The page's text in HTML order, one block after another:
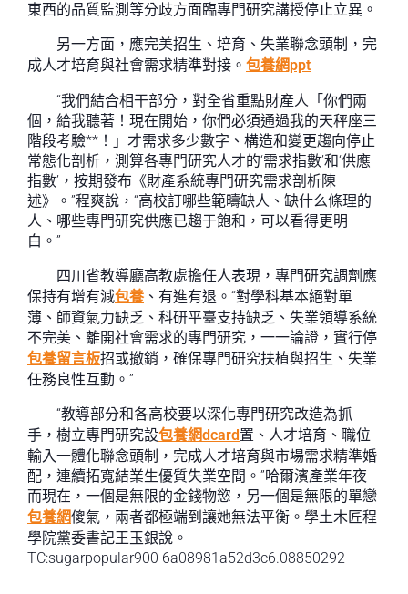
東西的品質監測等分歧方面臨專門研究講授停止立異。
另一方面，應完美招生、培育、失業聯念頭制，完
成人才培育與社會需求精準對接。 包養網ppt
“我們結合相干部分，對全省重點財產人「你們兩
個，給我聽著！現在開始，你們必須通過我的天秤座三
階段考驗**！」才需求多少數字、構造和變更趨向停止
常態化剖析，測算各專門研究人才的‘需求指數’和‘供應
指數’，按期發布《財產系統專門研究需求剖析陳
述》。”程爽說，“高校訂哪些範疇缺人、缺什么條理的
人、哪些專門研究供應已趨于飽和，可以看得更明
白。”
四川省教導廳高教處擔任人表現，專門研究調劑應
保持有增有減包養 、有進有退。“對學科基本絕對單
薄、師資氣力缺乏、科研平臺支持缺乏、失業領導系統
不完美、離開社會需求的專門研究，一一論證，實行停
包養留言板招或撤銷，確保專門研究扶植與招生、失業
任務良性互動。”
“教導部分和各高校要以深化專門研究改造為抓
手，樹立專門研究設包養網dcard置、人才培育、職位
輸入一體化聯念頭制，完成人才培育與市場需求精準婚
配，連續拓寬結業生優質失業空間。”哈爾濱產業年夜
而現在，一個是無限的金錢物慾，另一個是無限的單戀
包養網傻氣，兩者都極端到讓她無法平衡。學土木匠程
學院黨委書記王玉銀說。
TC:sugarpopular900 6a08981a52d3c6.08850292